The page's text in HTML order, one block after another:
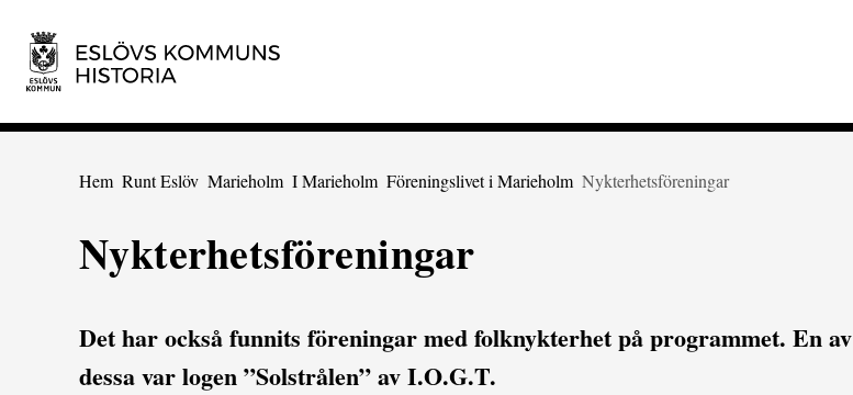
till innehåll
till huvudmeny
Du är här:
Hem Runt Eslöv Marieholm I Marieholm Föreningslivet i Marieholm Nykterhetsföreningar
Nykterhetsföreningar
Det har också funnits föreningar med folknykterhet på programmet. En av
dessa var logen ”Solstrålen” av I.O.G.T.